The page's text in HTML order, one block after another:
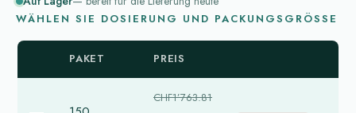
WÄHLEN SIE DOSIERUNG UND PACKUNGSGRÖSSE
PAKET PREIS
CHF1’763.81